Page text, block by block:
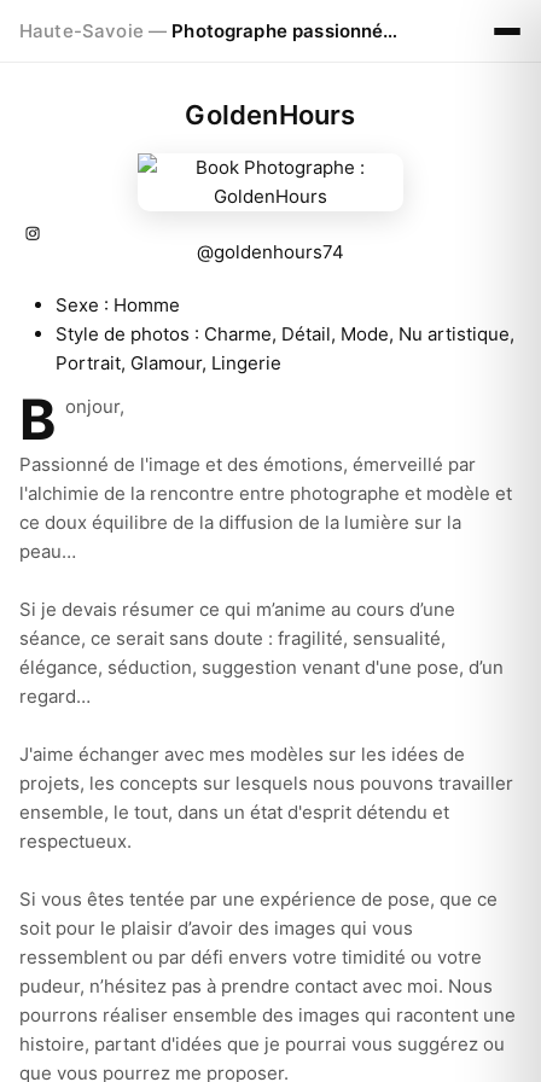
Haute-Savoie — Photographe passionné à Chamonix
GoldenHours
@goldenhours74
Sexe : Homme
Style de photos : Charme, Détail, Mode, Nu artistique,
Portrait, Glamour, Lingerie
B onjour,
Passionné de l'image et des émotions, émerveillé par
l'alchimie de la rencontre entre photographe et modèle et
ce doux équilibre de la diffusion de la lumière sur la
peau…
Si je devais résumer ce qui m’anime au cours d’une
séance, ce serait sans doute : fragilité, sensualité,
élégance, séduction, suggestion venant d'une pose, d’un
regard…
J'aime échanger avec mes modèles sur les idées de
projets, les concepts sur lesquels nous pouvons travailler
ensemble, le tout, dans un état d'esprit détendu et
respectueux.
Si vous êtes tentée par une expérience de pose, que ce
soit pour le plaisir d’avoir des images qui vous
ressemblent ou par défi envers votre timidité ou votre
pudeur, n’hésitez pas à prendre contact avec moi. Nous
pourrons réaliser ensemble des images qui racontent une
histoire, partant d'idées que je pourrai vous suggérez ou
que vous pourrez me proposer.